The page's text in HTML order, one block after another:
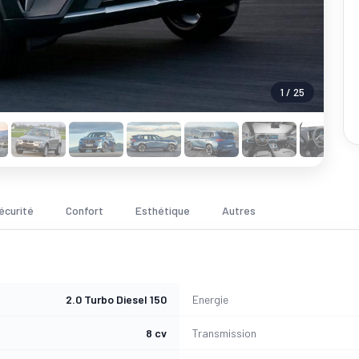
1 / 25
Confort Esthétique Autres
2.0 Turbo Diesel 150 Energie
8 cv Transmission